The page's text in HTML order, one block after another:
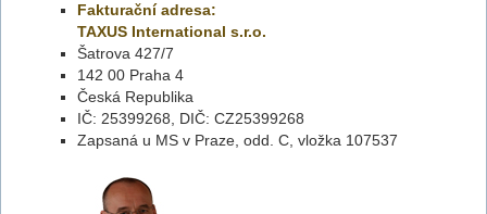
Fakturační adresa:
TAXUS International s.r.o.
Šatrova 427/7
142 00 Praha 4
Česká Republika
IČ: 25399268, DIČ: CZ25399268
Zapsaná u MS v Praze, odd. C, vložka 107537